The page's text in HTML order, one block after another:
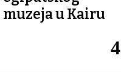
muzeja u Kairu